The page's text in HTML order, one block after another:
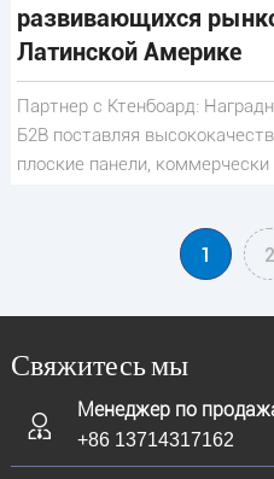
развивающихся
Латинской Америке
Партнер с Ктенбоард:
Б2В поставляя
плоские панели, коммерчески
1 2
Свяжитесь мы
Менеджер по
+86 13714317162